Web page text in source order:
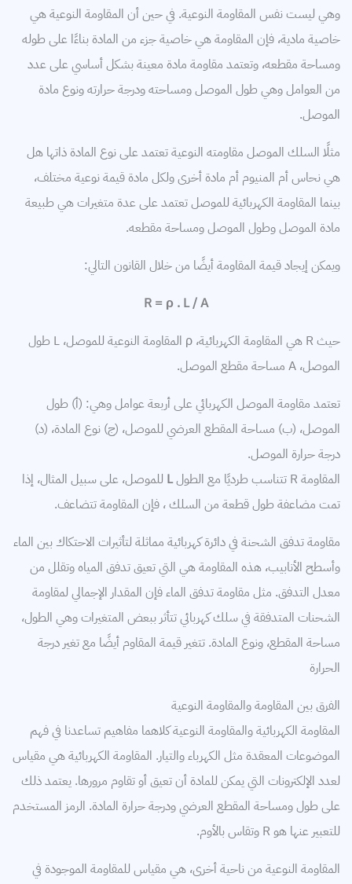
وهي ليست نفس المقاومة النوعية. في حين أن المقاومة النوعية هي
خاصية مادية، فإن المقاومة هي خاصية جزء من المادة بناءًا على طوله
ومساحة مقطعه، وتعتمد مقاومة مادة معينة بشكل أساسي على عدد
من العوامل وهي طول الموصل ومساحته ودرجة حرارته ونوع مادة
الموصل.
مثلًا السلك الموصل مقاومته النوعية تعتمد على نوع المادة ذاتها هل
هي نحاس أم المنيوم أم مادة أخرى ولكل مادة قيمة نوعية مختلف،
بينما المقاومة الكهربائية للموصل تعتمد على عدة متغيرات هي طبيعة
مادة الموصل وطول الموصل ومساحة مقطعه.
ويمكن إيجاد قيمة المقاومة أيضًا من خلال القانون التالي:
R = ρ . L / A
حيث R هي المقاومة الكهربائية، ρ المقاومة النوعية للموصل، L طول
الموصل، A مساحة مقطع الموصل.
تعتمد مقاومة الموصل الكهربائي على أربعة عوامل وهي: (أ) طول
الموصل، (ب) مساحة المقطع العرضي للموصل، (ج) نوع المادة، (د)
درجة حرارة الموصل.
المقاومة R تتناسب طرديًا مع الطول
L للموصل، على سبيل المثال، إذا
تمت مضاعفة طول قطعة من السلك ، فإن المقاومة تتضاعف.
مقاومة تدفق الشحنة في دائرة كهربائية مماثلة لتأثيرات الاحتكاك بين الماء
وأسطح الأنابيب، هذه المقاومة هي التي تعيق تدفق المياه وتقلل من
معدل التدفق. مثل مقاومة تدفق الماء فإن المقدار الإجمالي لمقاومة
الشحنات المتدفقة في سلك كهربائي تتأثر ببعض المتغيرات وهي الطول،
مساحة المقطع، ونوع المادة. تتغير قيمة المقاوم أيضًا مع تغير درجة
الحرارة
الفرق بين المقاومة والمقاومة النوعية
المقاومة الكهربائية والمقاومة النوعية كلاهما مفاهيم تساعدنا في فهم
الموضوعات المعقدة مثل الكهرباء والتيار. المقاومة الكهربائية هي مقياس
لعدد الإلكترونات التي يمكن للمادة أن تعيق أو تقاوم مرورها. يعتمد ذلك
على طول ومساحة المقطع العرضي ودرجة حرارة المادة. الرمز المستخدم
للتعبير عنها هو R وتقاس بالأوم.
المقاومة النوعية من ناحية أخرى، هي مقياس للمقاومة الموجودة في